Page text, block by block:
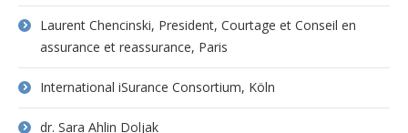
Laurent Chencinski, President, Courtage et Conseil en
assurance et reassurance, Paris
International iSurance Consortium, Köln
dr. Sara Ahlin Doljak